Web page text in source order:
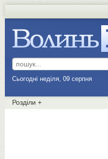
Сьогодні неділя, 09 серпня
Розділи +